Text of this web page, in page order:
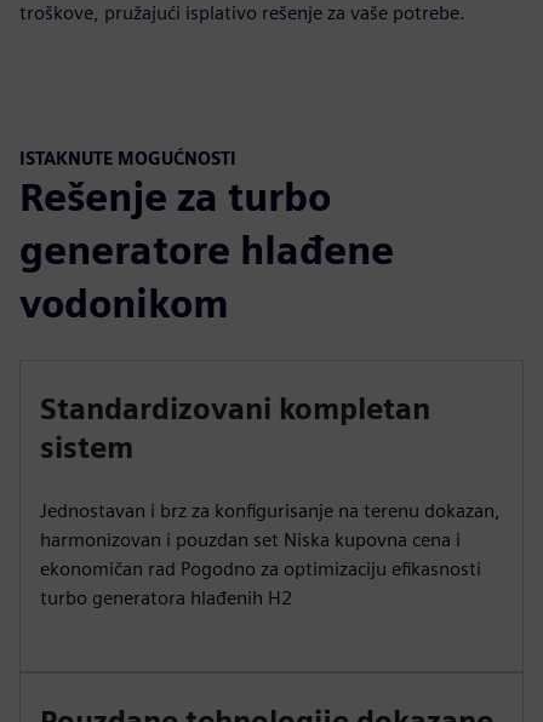
troškove, pružajući isplativo rešenje za vaše potrebe.
ISTAKNUTE MOGUĆNOSTI
Rešenje za turbo
generatore hlađene
vodonikom
Standardizovani kompletan
sistem
Jednostavan i brz za konfigurisanje na terenu dokazan,
harmonizovan i pouzdan set Niska kupovna cena i
ekonomičan rad Pogodno za optimizaciju efikasnosti
turbo generatora hlađenih H2